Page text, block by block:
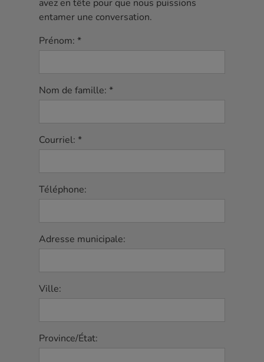
avez en tête pour que nous puissions
entamer une conversation.
Prénom: *
Nom de famille: *
Courriel: *
Téléphone:
Adresse municipale:
Ville:
Province/État: